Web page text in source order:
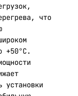
что
+50°С.
установки